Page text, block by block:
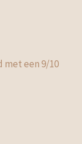
met een9/10